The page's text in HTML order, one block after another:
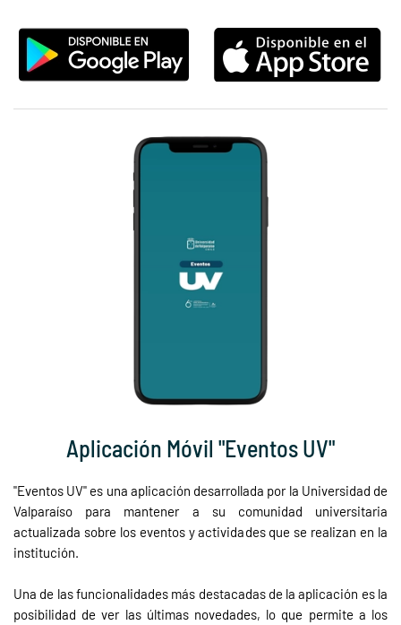
Aplicación Móvil "Eventos UV"
"Eventos UV" es una aplicación desarrollada por la Universidad de
Valparaíso para mantener a su comunidad universitaria
actualizada sobre los eventos y actividades que se realizan en la
institución.
Una de las funcionalidades más destacadas de la aplicación es la
posibilidad de ver las últimas novedades, lo que permite a los